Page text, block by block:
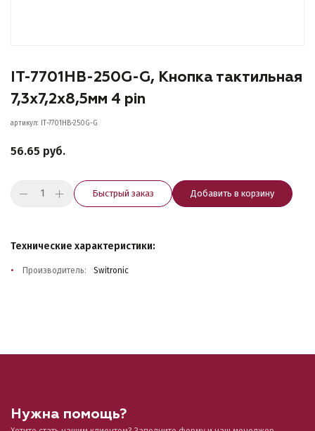
IT-7701HB-250G-G, Кнопка тактильная
7,3х7,2х8,5мм 4 pin
артикул: IT-7701HB-250G-G
56.65 руб.
Добавить в корзину
Быстрый заказ
Технические характеристики:
Производитель: Switronic
Нужна помощь?